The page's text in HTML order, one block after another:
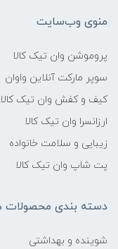
منوی وب‌سایت
پروموشن وان تیک کالا
سوپر مارکت آنلاین واوان
کیف و کفش وان تیک کالا
ارزانسرا وان تیک کالا
زیبایی و سلامت خانواده
پت شاپ وان تیک کالا
دسته بندی محصولات
شوینده و بهداشتی